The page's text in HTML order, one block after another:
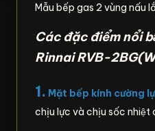
Mẫu bếp gas 2 vùng nấu
Các đặc điểm nổi
Rinnai RVB-
1. Mặt bếp kính cường
chịu lực và chịu sốc nhiệt